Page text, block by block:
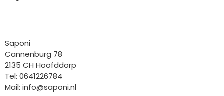
Saponi
Cannenburg 78
2135 CH Hoofddorp
Tel: 0641226784
Mail: info@saponi.nl